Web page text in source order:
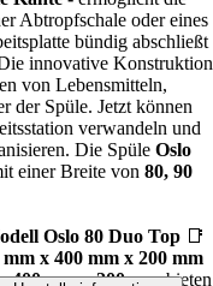
Abtropfschale oder eines
bündig abschließt
innovative Konstruktion
von Lebensmitteln,
der Spüle. Jetzt können
verwandeln und
Die Spüle Oslo
einer Breite von 80, 90
Oslo 80 Duo Top 📑
mm x 400 mm x 200 mm
400 mm x 200 mmbieten